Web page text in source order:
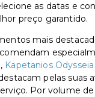
as datas e
preço garantido.
mais
, Kapetanios Odysseia
pelas suas
Por volume de